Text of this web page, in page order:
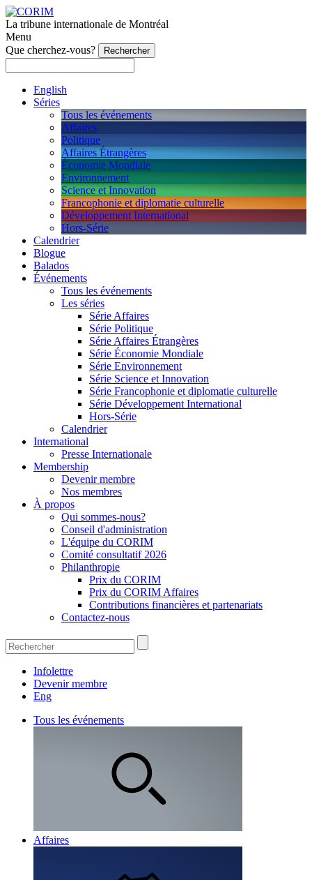
La tribune internationale de Montréal
Menu
Que cherchez-vous?
English
Séries
Tous les événements
Affaires
Politique
Affaires Étrangères
Économie Mondiale
Environnement
Science et Innovation
Francophonie et diplomatie culturelle
Développement International
Hors-Série
Calendrier
Blogue
Balados
Événements
Tous les événements
Les séries
Série Affaires
Série Politique
Série Affaires Étrangères
Série Économie Mondiale
Série Environnement
Série Science et Innovation
Série Francophonie et diplomatie culturelle
Série Développement International
Hors-Série
Calendrier
International
Presse Internationale
Membership
Devenir membre
Nos membres
À propos
Qui sommes-nous?
Conseil d'administration
L'équipe du CORIM
Comité consultatif 2026
Philanthropie
Prix du CORIM
Prix du CORIM Affaires
Contributions financières et partenariats
Contactez-nous
Infolettre
Devenir membre
Eng
Tous les événements
Affaires